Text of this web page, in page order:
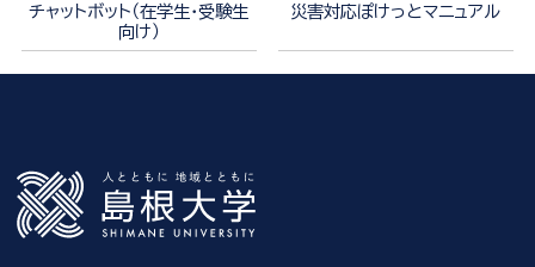
チャットボット（在学生・受験生
向け）
災害対応ぽけっとマニュアル